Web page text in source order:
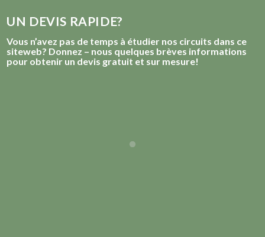
UN DEVIS RAPIDE?
Vous n’avez pas de temps à étudier nos circuits dans ce
siteweb? Donnez – nous quelques brèves informations
pour obtenir un devis gratuit et sur mesure!